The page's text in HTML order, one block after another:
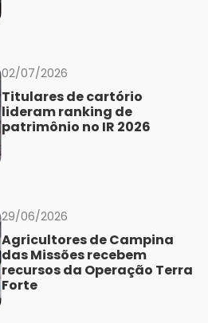
02/07/2026
Titulares de cartório
lideram ranking de
patrimônio no IR 2026
29/06/2026
Agricultores de Campina
das Missões recebem
recursos da Operação Terra
Forte